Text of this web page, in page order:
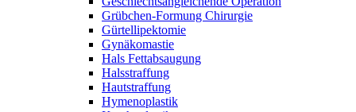
Grübchen-Formung Chirurgie
Gürtellipektomie
Gynäkomastie
Hals Fettabsaugung
Halsstraffung
Hautstraffung
Hymenoplastik